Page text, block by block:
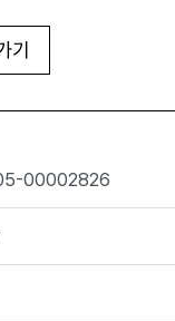
기
00002826